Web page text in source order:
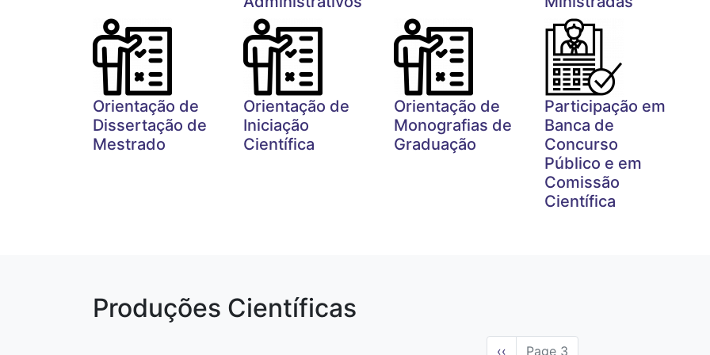
Orientação de
Dissertação de
Mestrado
Orientação de
Iniciação
Científica
Orientação de
Monografias de
Graduação
Participação em
Banca de
Concurso
Público e em
Comissão
Científica
Produções Científicas
Página
‹‹ Page 3